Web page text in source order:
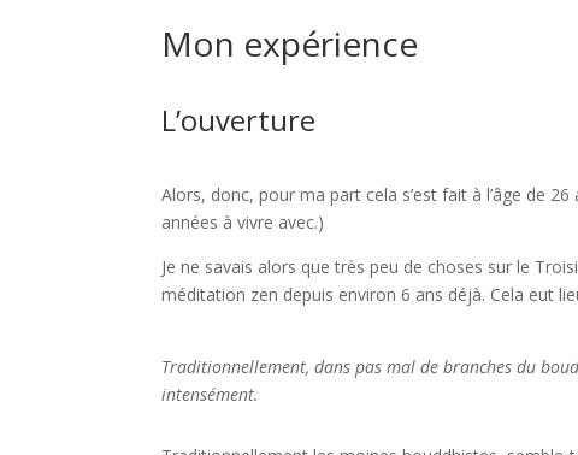
Mon expérience
L’ouverture
Alors, donc, pour ma part cela s’est fait à l’âge de 26
années à vivre avec.)
Je ne savais alors que très peu de choses sur le
méditation zen depuis environ 6 ans déjà. Cela eut
Traditionnellement, dans pas mal de branches du
intensément.